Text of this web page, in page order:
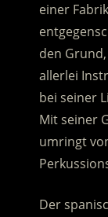
einer
den
allerlei
bei seiner
Mit seiner
umringt
Der